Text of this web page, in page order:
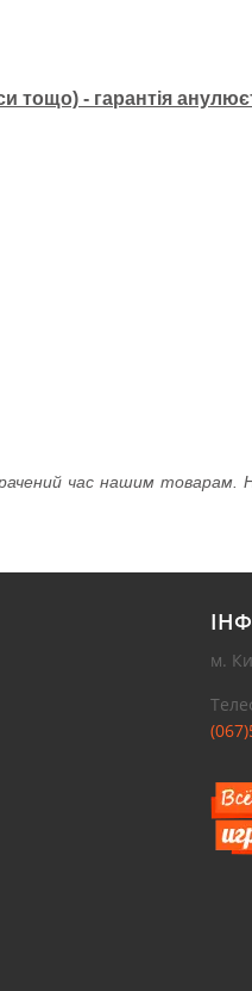
тощо) - гарантія
час нашим товарам.
м.